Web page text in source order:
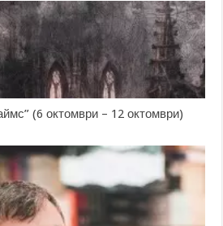
(6 октомври – 12 октомври)